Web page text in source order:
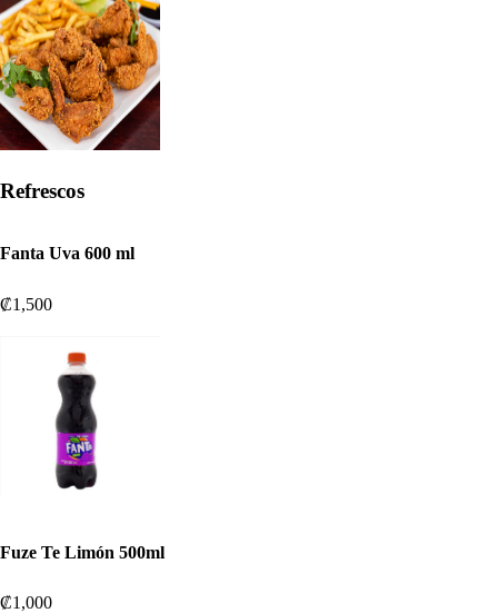
Refrescos
Fanta Uva 600 ml
₡1,500
Fuze Te Limón 500ml
₡1,000